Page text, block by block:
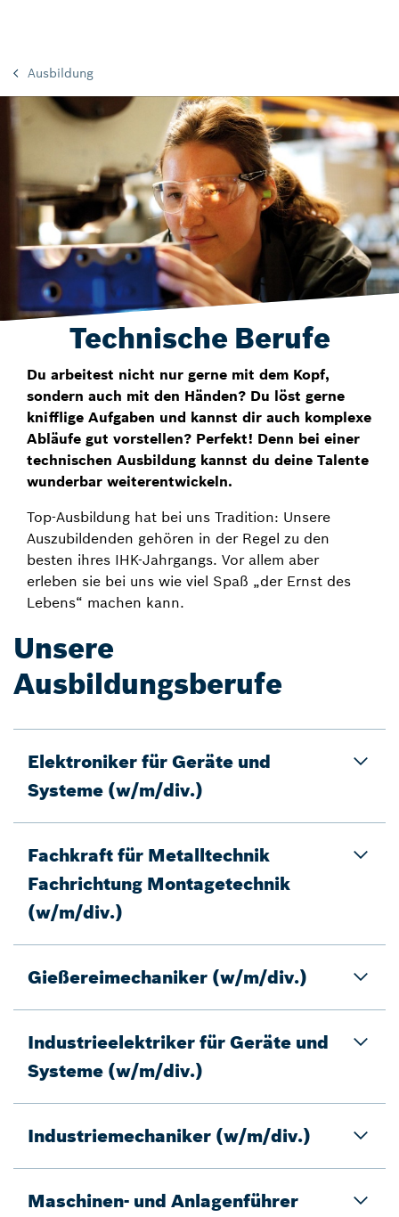
Ausbildung
Technische Berufe
Du arbeitest nicht nur gerne mit dem Kopf,
sondern auch mit den Händen? Du löst gerne
knifflige Aufgaben und kannst dir auch komplexe
Abläufe gut vorstellen? Perfekt! Denn bei einer
technischen Ausbildung kannst du deine Talente
wunderbar weiterentwickeln.
Top-Ausbildung hat bei uns Tradition: Unsere
Auszubildenden gehören in der Regel zu den
besten ihres IHK-Jahrgangs. Vor allem aber
erleben sie bei uns wie viel Spaß „der Ernst des
Lebens“ machen kann.
Unsere
Ausbildungsberufe
Elektroniker für Geräte und
Systeme (w/m/div.)
Fachkraft für Metalltechnik
Fachrichtung Montagetechnik
(w/m/div.)
Gießereimechaniker (w/m/div.)
Industrieelektriker für Geräte und
Systeme (w/m/div.)
Industriemechaniker (w/m/div.)
Maschinen- und Anlagenführer